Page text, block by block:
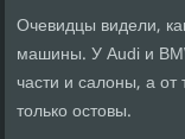
Очевидцы видели,
машины. У Audi и
части и салоны, а
только остовы.